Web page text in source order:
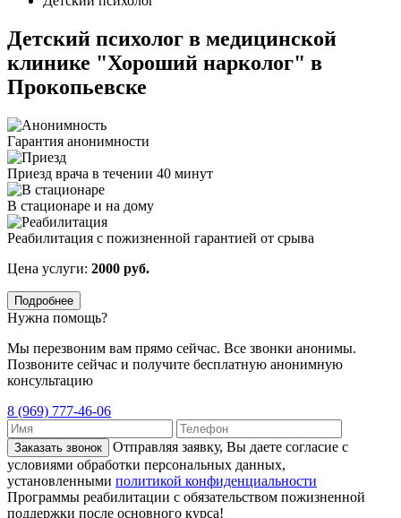
Детский психолог в медицинской
клинике "Хороший нарколог" в
Прокопьевске
Гарантия анонимности
Приезд врача в течении 40 минут
В стационаре и на дому
Реабилитация с пожизненной гарантией от срыва
Цена услуги: 2000 руб.
Подробнее
Нужна помощь?
Мы перезвоним вам прямо сейчас. Все звонки анонимы.
Позвоните сейчас и получите бесплатную анонимную
консультацию
8 (969) 777-46-06
Заказать звонок
Отправляя заявку, Вы даете согласие с
условиями обработки персональных данных,
установленными политикой конфиденциальности
Программы реабилитации с обязательством пожизненной
поддержки после основного курса!